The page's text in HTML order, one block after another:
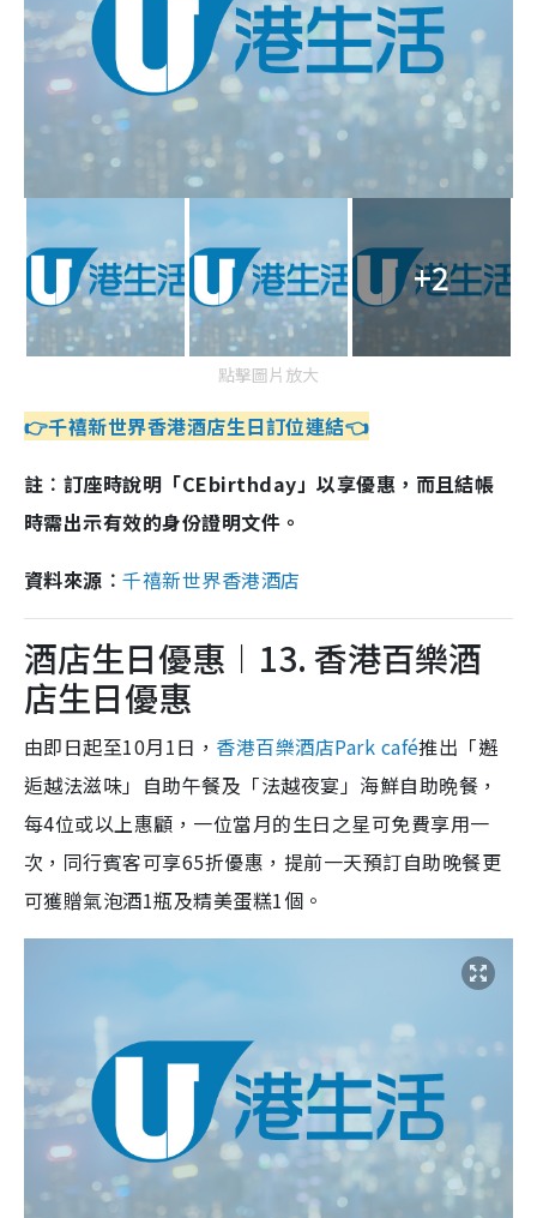
+2
點擊圖片放大
👉千禧新世界香港酒店生日訂位連結👈
註︰訂座時說明「CEbirthday」以享優惠，而且結帳
時需出示有效的身份證明文件。
資料來源︰千禧新世界香港酒店
酒店生日優惠︱13. 香港百樂酒
店生日優惠
由即日起至10月1日， 香港百樂酒店Park café推出「邂
逅越法滋味」自助午餐及「法越夜宴」海鮮自助晩餐，
每4位或以上惠顧，一位當月的生日之星可免費享用一
次，同行賓客可享65折優惠，提前一天預訂自助晚餐更
可獲贈氣泡酒1瓶及精美蛋糕1個。